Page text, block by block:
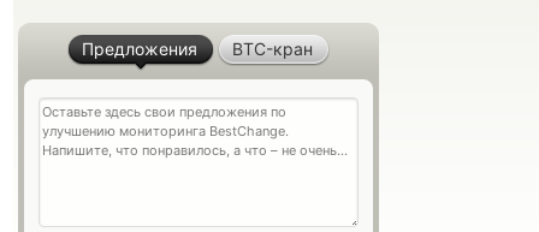
Предложения BTC-кран